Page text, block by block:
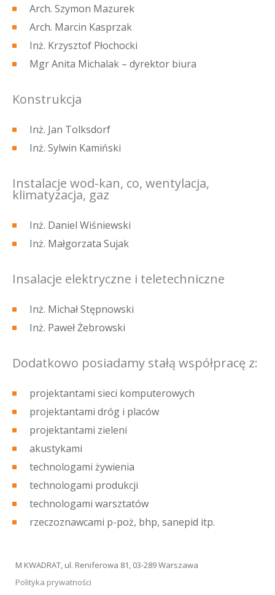
Arch. Szymon Mazurek
Arch. Marcin Kasprzak
Inż. Krzysztof Płochocki
Mgr Anita Michalak – dyrektor biura
Konstrukcja
Inż. Jan Tolksdorf
Inż. Sylwin Kamiński
Instalacje wod-kan, co, wentylacja,
klimatyzacja, gaz
Inż. Daniel Wiśniewski
Inż. Małgorzata Sujak
Insalacje elektryczne i teletechniczne
Inż. Michał Stępnowski
Inż. Paweł Żebrowski
Dodatkowo posiadamy stałą współpracę z:
projektantami sieci komputerowych
projektantami dróg i placów
projektantami zieleni
akustykami
technologami żywienia
technologami produkcji
technologami warsztatów
rzeczoznawcami p-poż, bhp, sanepid itp.
M KWADRAT, ul. Reniferowa 81, 03-289 Warszawa
Polityka prywatności